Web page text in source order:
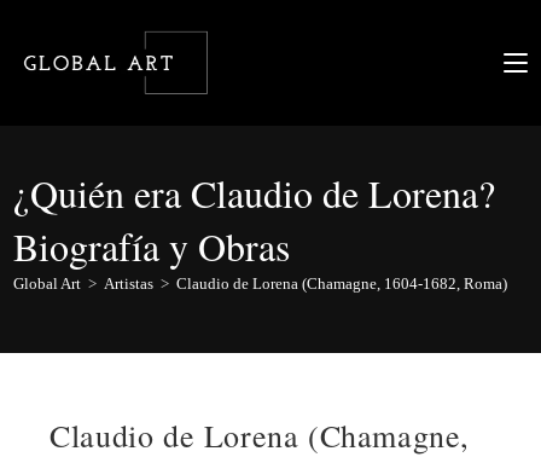
contenido
¿Quién era Claudio de Lorena?
Biografía y Obras
Global Art > Artistas > Claudio de Lorena (Chamagne, 1604-1682, Roma)
Claudio de Lorena (Chamagne,